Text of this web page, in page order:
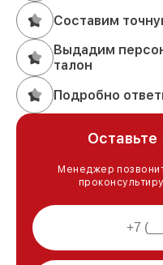
Составим
Выдадим
талон
Подробно
Менеджер